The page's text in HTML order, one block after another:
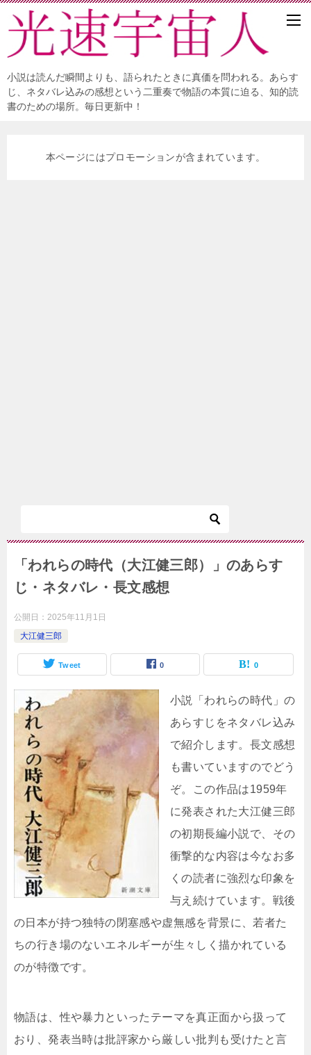
小説は読んだ瞬間よりも、語られたときに真価を問われる。あらす
じ、ネタバレ込みの感想という二重奏で物語の本質に迫る、知的読
書のための場所。毎日更新中！
本ページにはプロモーションが含まれています。
「われらの時代（大江健三郎）」のあらす
じ・ネタバレ・長文感想
公開日： 2025年11月1日
大江健三郎
Tweet 0 0
小説「われらの時代」の
あらすじをネタバレ込み
で紹介します。長文感想
も書いていますのでどう
ぞ。この作品は1959年
に発表された大江健三郎
の初期長編小説で、その
衝撃的な内容は今なお多
くの読者に強烈な印象を
与え続けています。戦後
の日本が持つ独特の閉塞感や虚無感を背景に、若者た
ちの行き場のないエネルギーが生々しく描かれている
のが特徴です。
物語は、性や暴力といったテーマを真正面から扱って
おり、発表当時は批評家から厳しい批判も受けたと言